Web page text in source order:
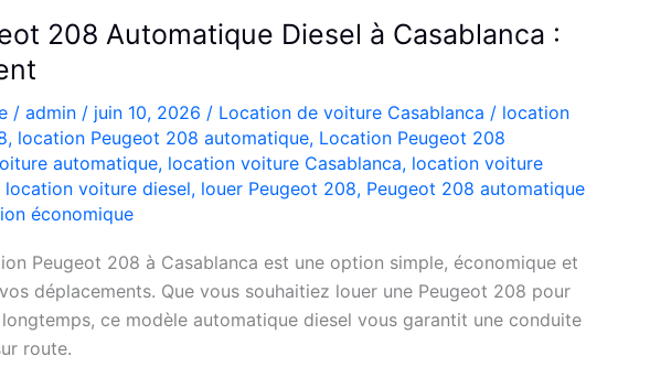
208 Automatique Diesel à Casablanca :
/ admin / juin 10, 2026 / Location de voiture Casablanca / location
, location Peugeot 208 automatique, Location Peugeot 208
automatique, location voiture Casablanca, location voiture
location voiture diesel, louer Peugeot 208, Peugeot 208 automatique
économique
Peugeot 208 à Casablanca est une option simple, économique et
déplacements. Que vous souhaitiez louer une Peugeot 208 pour
ce modèle automatique diesel vous garantit une conduite
route.